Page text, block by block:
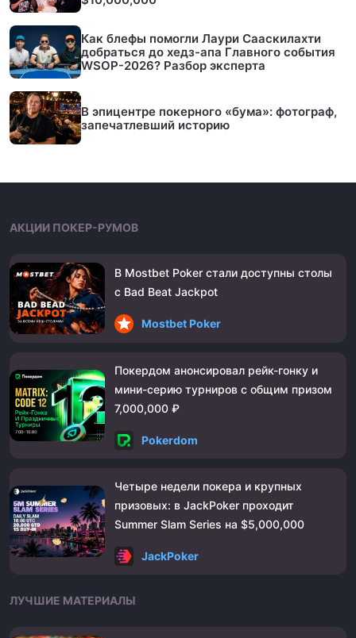
Как блефы помогли Лаури Сааскилахти
добраться до хедз-апа Главного события
WSOP-2026? Разбор эксперта
В эпицентре покерного «бума»: фотограф,
запечатлевший историю
АКЦИИ ПОКЕР-РУМОВ
В Mostbet Poker стали доступны столы
с Bad Beat Jackpot
Mostbet Poker
Покердом анонсировал рейк-гонку и
мини-серию турниров с общим призом
7,000,000 ₽
Pokerdom
Четыре недели покера и крупных
призовых: в JackPoker проходит
Summer Slam Series на $5,000,000
JackPoker
ЛУЧШИЕ МАТЕРИАЛЫ